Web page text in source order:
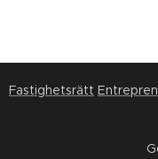
Fastighetsrätt